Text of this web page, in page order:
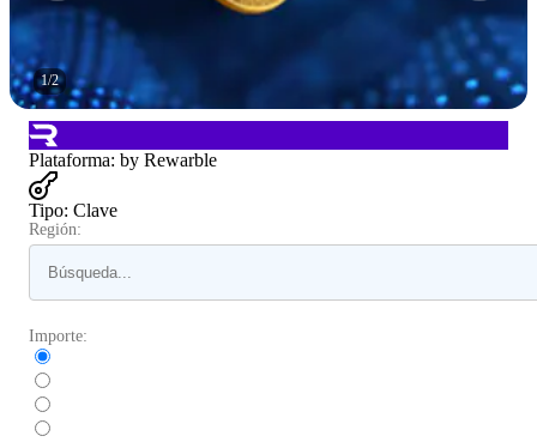
1/2
Plataforma: by Rewarble
Tipo: Clave
Región:
Importe: